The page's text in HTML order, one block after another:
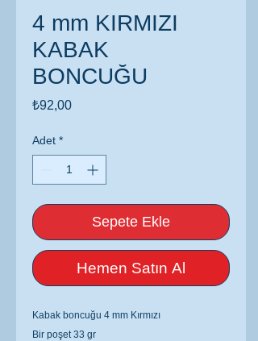
4 mm KIRMIZI
KABAK
BONCUĞU
₺92,00Fiyat
Adet *
Sepete Ekle
Hemen Satın Al
Kabak boncuğu 4 mm Kırmızı
Bir poşet 33 gr